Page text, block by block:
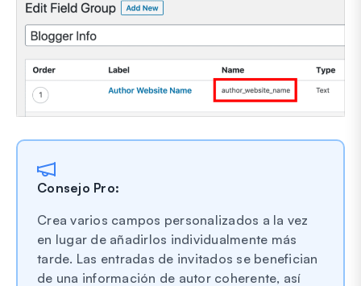
Consejo Pro:
Crea varios campos personalizados a la vez
en lugar de añadirlos individualmente más
tarde. Las entradas de invitados se benefician
de una información de autor coherente, así